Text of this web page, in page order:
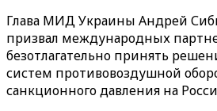
Глава МИД Украины Андрей
призвал международных
безотлагательно принять
систем противовоздушной
санкционного давления на